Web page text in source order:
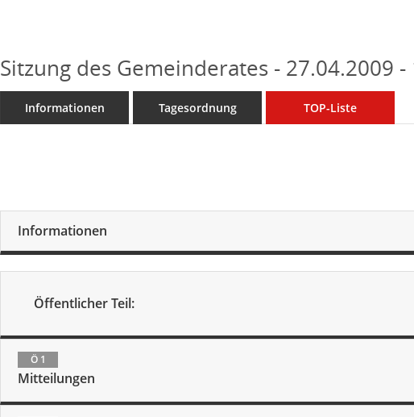
Sitzung des Gemeinderates - 27.04.2009
Informationen Tagesordnung TOP-Liste
Informationen
Öffentlicher Teil:
Ö 1
Mitteilungen